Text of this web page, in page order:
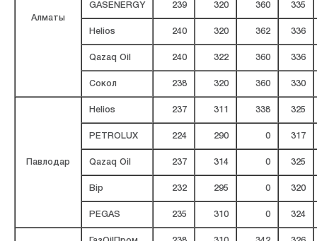
Алматы
GASENERGY 239 320 360 335
Helios 240 320 362 336
Qazaq Oil 240 322 360 336
Сокол 238 320 360 330
Павлодар
Helios 237 311 338 325
PETROLUX 224 290 0 317
Qazaq Oil 237 314 0 325
Bip 232 295 0 320
PEGAS 235 310 0 324